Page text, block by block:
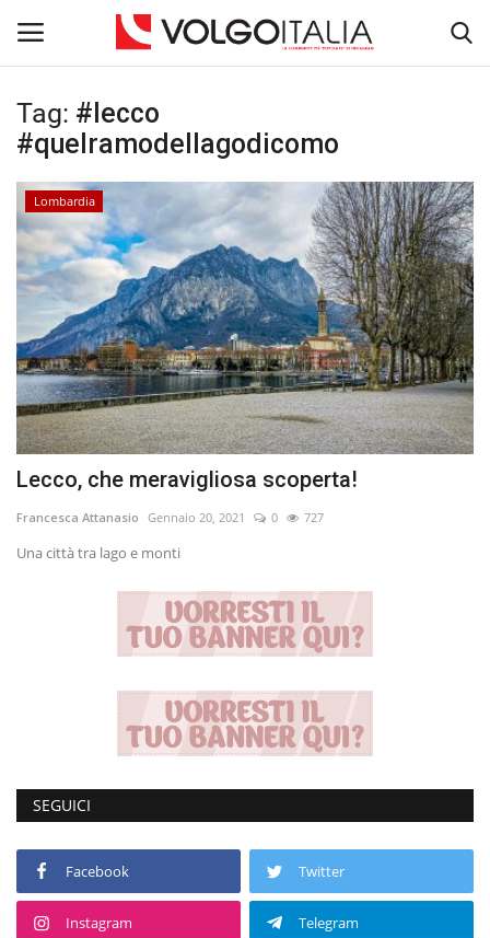
Accedi Registra
Home
La Community
Territorio
Il Fondatore
Dicono di noi
Entra nel Team
Volgo Academy
Contatti
Galleria
Shop
Tag: #lecco
#quelramodellagodicomo
Lombardia
Lecco, che meravigliosa scoperta!
Francesca Attanasio Gennaio 20, 2021 0 727
Una città tra lago e monti
SEGUICI
Facebook Twitter
Instagram Telegram